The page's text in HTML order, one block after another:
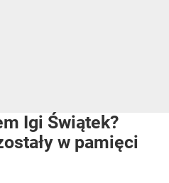
Igi Świątek?
w pamięci